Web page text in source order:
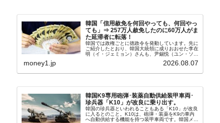
韓国「信用赦免を何回やっても、何回やっ
ても」⇒ 257万人赦免したのに60万人がま
た延滞者に転落！
韓国では政権ごとに徳政令を発動しています。先に
ご紹介したとおり、韓国大統領に成りおおせた李在
明（イ・ジェミョン）さんも、尹錫悦（ユン・ソギ
バンクにして不良債権の買い取りを行い、分割償還
money1.jp 2026.08.07
韓国K9専用砲弾･装薬自動供給装甲車両･
珍兵器「K10」が改良に乗り出す。
韓国の珍兵器といわれることもある「K10」が改良
に入るとのこと。K10は、砲弾・装薬をK9の車内
へ自動供給する機能を持つ装甲車両です。韓国メデ